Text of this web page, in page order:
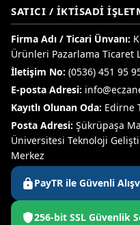
SATICI / İKTISADI
Firma Adı / Ticari Ünvanı:
Ürünleri Pazarlama Ticaret
İletişim No: (0536) 451 95
E-posta Adresi:
Kayıtlı Olunan Oda: Edirne
Posta Adresi: Şükrüpaşa
Üniversitesi Teknoloji
Merkez
PayTR ile Güvenli
256-bit SSL Güvenlik